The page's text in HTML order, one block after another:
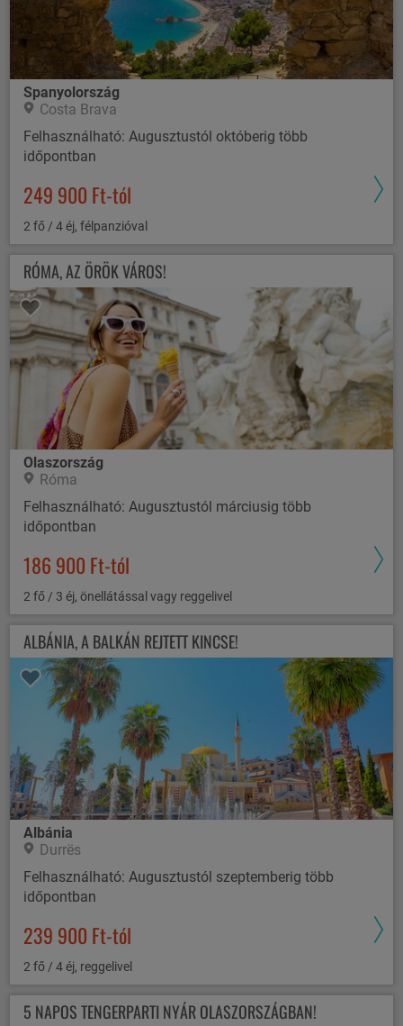
Spanyolország
Costa Brava
Felhasználható: Augusztustól októberig több
időpontban
249 900 Ft-tól
2 fő / 4 éj, félpanzióval
RÓMA, AZ ÖRÖK VÁROS!
Olaszország
Róma
Felhasználható: Augusztustól márciusig több
időpontban
186 900 Ft-tól
2 fő / 3 éj, önellátással vagy reggelivel
ALBÁNIA, A BALKÁN REJTETT KINCSE!
Albánia
Durrës
Felhasználható: Augusztustól szeptemberig több
időpontban
239 900 Ft-tól
2 fő / 4 éj, reggelivel
5 NAPOS TENGERPARTI NYÁR OLASZORSZÁGBAN!